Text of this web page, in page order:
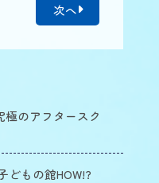
次へ
極のアフタースク
どもの館HOW!?